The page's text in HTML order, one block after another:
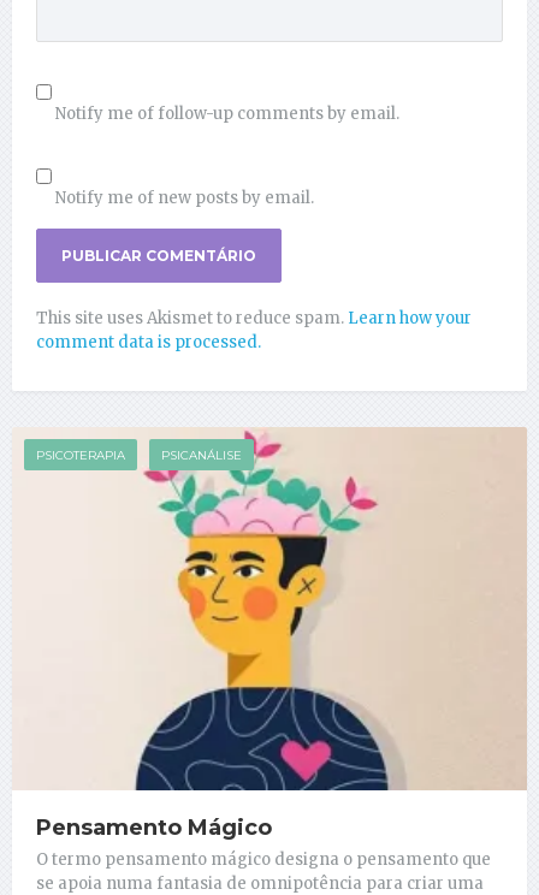
Notify me of follow-up comments by email.
Notify me of new posts by email.
This site uses Akismet to reduce spam. Learn how your
comment data is processed.
PSICOTERAPIA PSICANÁLISE
Pensamento Mágico
O termo pensamento mágico designa o pensamento que
se apoia numa fantasia de omnipotência para criar uma